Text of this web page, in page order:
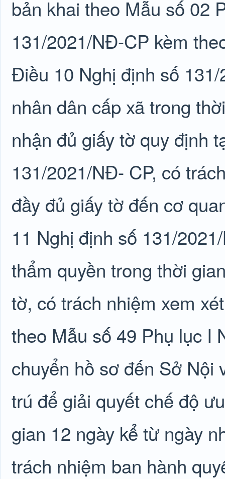
bản khai theo Mẫu số 02
131/2021/NĐ-CP kèm
Điều 10 Nghị định số
nhân dân cấp xã trong
nhận đủ giấy tờ quy định
131/2021/NĐ- CP, có
đầy đủ giấy tờ đến cơ
11 Nghị định số 131/
thẩm quyền trong thời
tờ, có trách nhiệm xem
theo Mẫu số 49 Phụ lục I
chuyển hồ sơ đến Sở
trú để giải quyết chế độ
gian 12 ngày kể từ ngày
trách nhiệm ban hành